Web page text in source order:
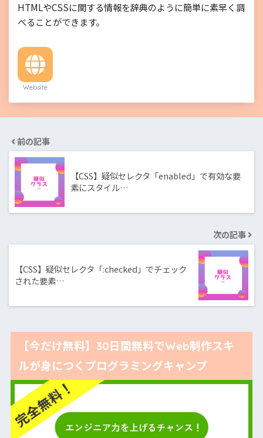
HTMLやCSSに関する情報を辞典のように簡単に素早く調
べることができます。
Website
前の記事
【CSS】疑似セレクタ「enabled」で有効な要
素にスタイル…
次の記事
【CSS】疑似セレクタ「:checked」でチェック
された要素…
【今だけ無料】30日間無料でWeb制作スキ
ルが身につくプログラミングキャンプ